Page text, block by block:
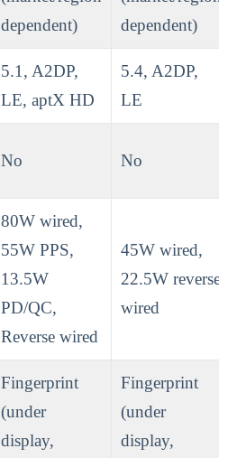
dependent)
dependent)
5.1, A2DP,
LE, aptX HD
5.4, A2DP,
LE
No No
80W wired,
55W PPS,
13.5W
PD/QC,
Reverse wired
45W wired,
22.5W reverse
wired
Fingerprint
(under
display,
Fingerprint
(under
display,